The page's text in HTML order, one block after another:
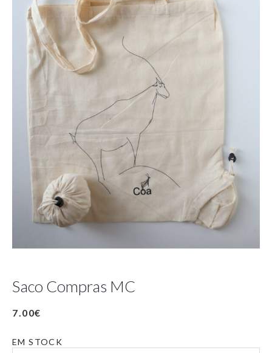
Saco Compras MC
7.00€
EM STOCK